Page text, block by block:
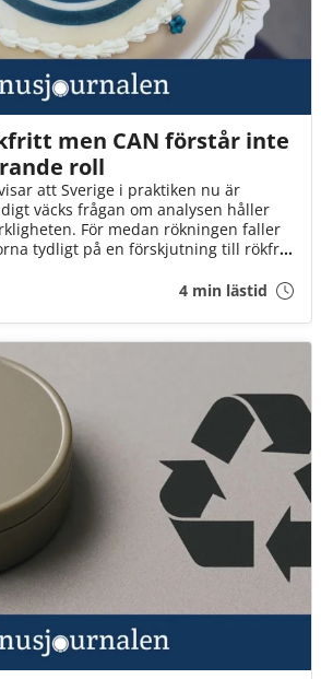
men CAN förstår inte
roll
att Sverige i praktiken nu är
väcks frågan om analysen håller
För medan rökningen faller
tydligt på en förskjutning till rökfria
dra slutsatser kring.
4 min lästid